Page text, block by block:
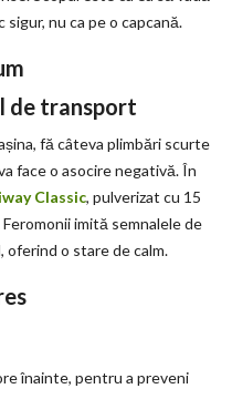
sigur, nu ca pe o capcană.
de transport
fă câteva plimbări scurte
face o asocire negativă. În
Classic, pulverizat cu 15
imită semnalele de
oferind o stare de calm.
înainte, pentru a preveni